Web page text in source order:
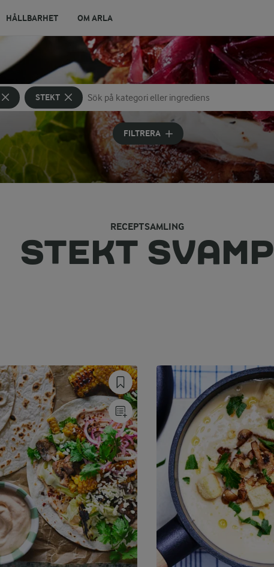
HÅLLBARHET OM ARLA
STEKT
Sök på kategori eller ingrediens
Skriv in sökord för att få förslag
FILTRERA
RECEPTSAMLING
STEKT SVAMP